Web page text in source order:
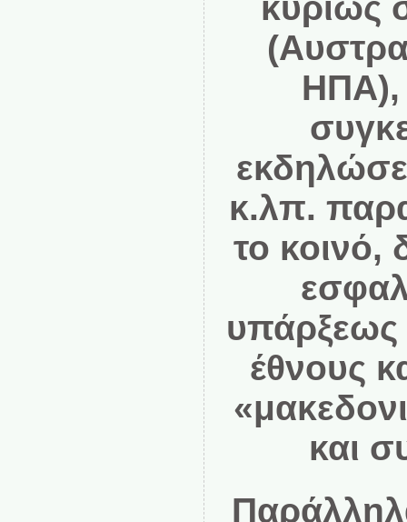
ΗΠΑ),
κ.λπ.
το κοινό,
υπάρξεως
έθνους
και